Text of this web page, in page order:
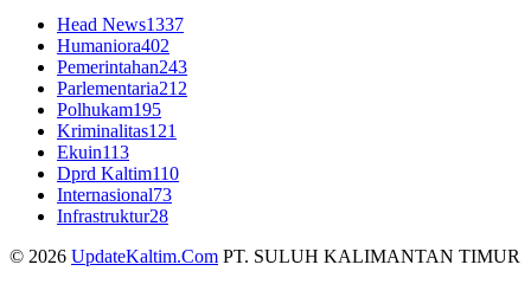
Head News1337
Humaniora402
Pemerintahan243
Parlementaria212
Polhukam195
Kriminalitas121
Ekuin113
Dprd Kaltim110
Internasional73
Infrastruktur28
© 2026 UpdateKaltim.Com PT. SULUH KALIMANTAN TIMUR